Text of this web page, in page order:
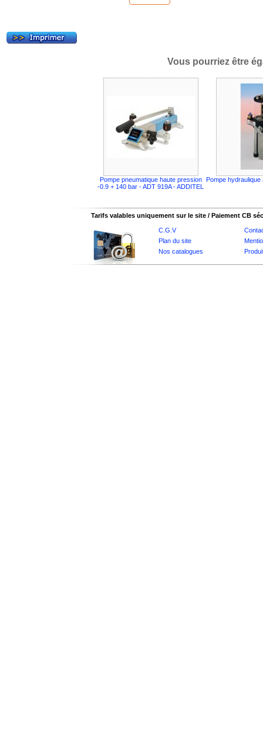
Vous pourriez être
Pompe pneumatique haute pression
-0.9 + 140 bar - ADT 919A - ADDITEL
Pompe
Tarifs valables uniquement sur le site / Paiement CB
C.G.V
Plan du site
Nos catalogues